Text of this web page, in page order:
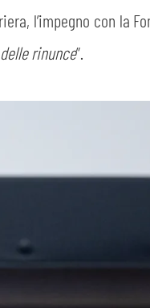
l’impegno con la
rinunce”.
sempre abilitati